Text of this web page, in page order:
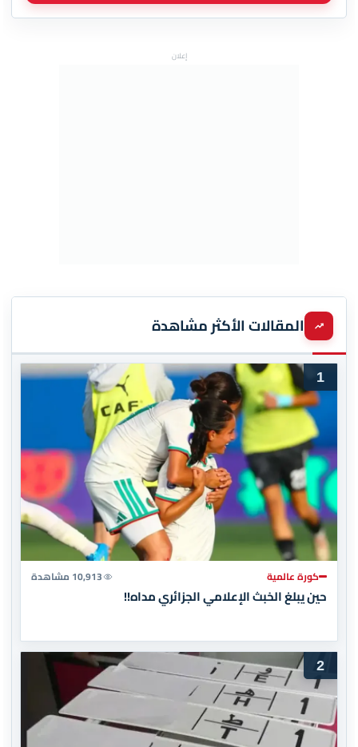
إعلان
المقالات الأكثر مشاهدة
1
كورة عالمية 10,913 مشاهدة
حين يبلغ الخبث الإعلامي الجزائري مداه!!
2